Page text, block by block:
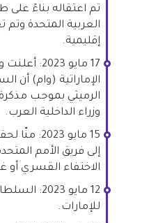
تم اعتقاله بناءً على
العربية المتحدة
إقليمية.
17 مايو
الإماراتية (وام) أن
الرميثي بموجب
وزراء الداخلية العرب.
15 مايو
إلى فريق الأمم
الاختفاء القسري أو
12 مايو
للإمارات.